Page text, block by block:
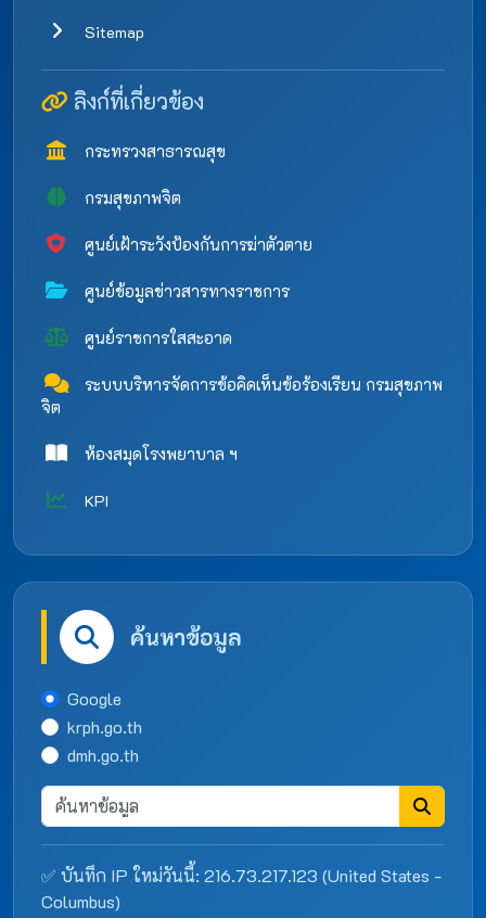
Sitemap
ลิงก์ที่เกี่ยวข้อง
กระทรวงสาธารณสุข
กรมสุขภาพจิต
ศูนย์เฝ้าระวังป้องกันการฆ่าตัวตาย
ศูนย์ข้อมูลข่าวสารทางราชการ
ศูนย์ราชการใสสะอาด
ระบบบริหารจัดการข้อคิดเห็นข้อร้องเรียน กรมสุขภาพ
จิต
ห้องสมุดโรงพยาบาล ฯ
KPI
ค้นหาข้อมูล
Google
krph.go.th
dmh.go.th
✅ บันทึก IP ใหม่วันนี้: 216.73.217.123 (United States -
Columbus)